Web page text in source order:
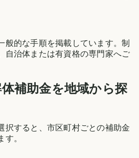
般的な手順を掲載しています。制
自治体または有資格の専門家へご
補助金を地域から探
択すると、市区町村ごとの補助金
す。